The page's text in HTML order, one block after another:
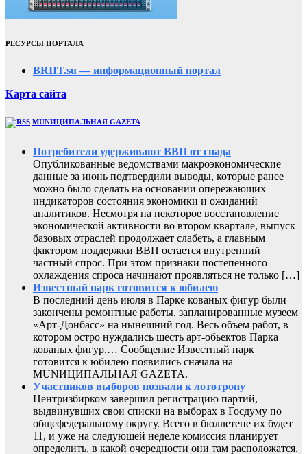
РЕСУРСЫ ПОРТАЛА
BRIIT.su — информационный портал
Карта сайта
MUNИЦИПАЛЬНАЯ GAZЕТА
Потребители удерживают ВВП от спада
Опубликованные ведомствами макроэкономические
данные за июнь подтвердили выводы, которые ранее
можно было сделать на основании опережающих
индикаторов состояния экономики и ожиданий
аналитиков. Несмотря на некоторое восстановление
экономической активности во втором квартале, выпуск
базовых отраслей продолжает слабеть, а главным
фактором поддержки ВВП остается внутренний
частный спрос. При этом признаки постепенного
охлаждения спроса начинают проявляться не только […]
Известный парк готовится к юбилею
В последний день июля в Парке кованых фигур были
закончены ремонтные работы, запланированные музеем
«Арт-Донбасс» на нынешний год. Весь объем работ, в
котором остро нуждались шесть арт-обьектов Парка
кованых фигур,… Сообщение Известный парк
готовится к юбилею появились сначала на
MUNИЦИПАЛЬНАЯ GAZЕТА.
Участников выборов позвали к лототрону
Центризбирком завершил регистрацию партий,
выдвинувших свои списки на выборах в Госдуму по
общефедеральному округу. Всего в бюллетене их будет
11, и уже на следующей неделе комиссия планирует
определить, в какой очередности они там расположатся.